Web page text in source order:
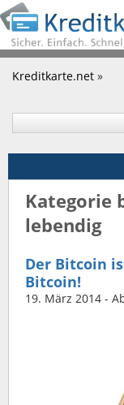
Kreditkarte.net »
Kategorie
lebendig
Der Bitcoin
Bitcoin!
19. März 2014 -